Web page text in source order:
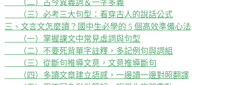
（二）古今異義詞＆一字多義
（三）必考三大句型：看穿古人的說話公式
三、文言文怎麼讀？國中生必學的 5 個高效準備心法
（一）掌握課文中常見虛詞與句型
（二）不要死背單字註釋，多記例句與詞組
（三）從斷句推導文意，文意推導斷句
（四）多讀文章建立語感，一邊讀一邊對照翻譯